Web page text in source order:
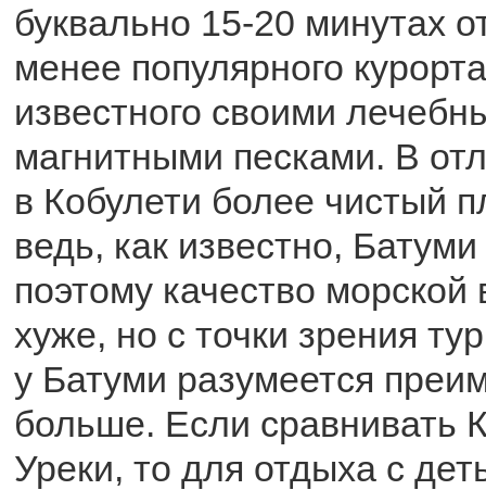
буквально 15-20 минутах
менее популярного
известного своими
магнитными песками. В
в Кобулети более чистый
ведь, как известно, Батуми
поэтому качество морской
хуже, но с точки зрения
у Батуми разумеется
больше. Если сравнивать
Уреки, то для отдыха с